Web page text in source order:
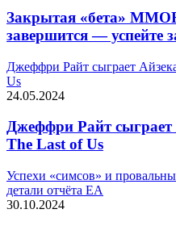
Закрытая «бета»
завершится — успейте
Джеффри Райт сыграет
Us
24.05.2024
Джеффри Райт сыграет
The Last of Us
Успехи «симсов» и
детали отчёта EA
30.10.2024